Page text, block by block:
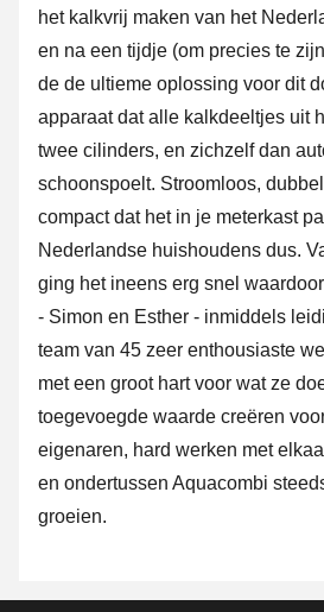
het kalkvrij maken van het
en na een tijdje (om precies te
de de ultieme oplossing voor dit
apparaat dat alle kalkdeeltjes uit
twee cilinders, en zichzelf dan
schoonspoelt. Stroomloos,
compact dat het in je meterkast
Nederlandse huishoudens dus.
ging het ineens erg snel
- Simon en Esther - inmiddels
team van 45 zeer enthousiaste
met een groot hart voor wat ze
toegevoegde waarde creëren
eigenaren, hard werken met
en ondertussen Aquacombi
groeien.